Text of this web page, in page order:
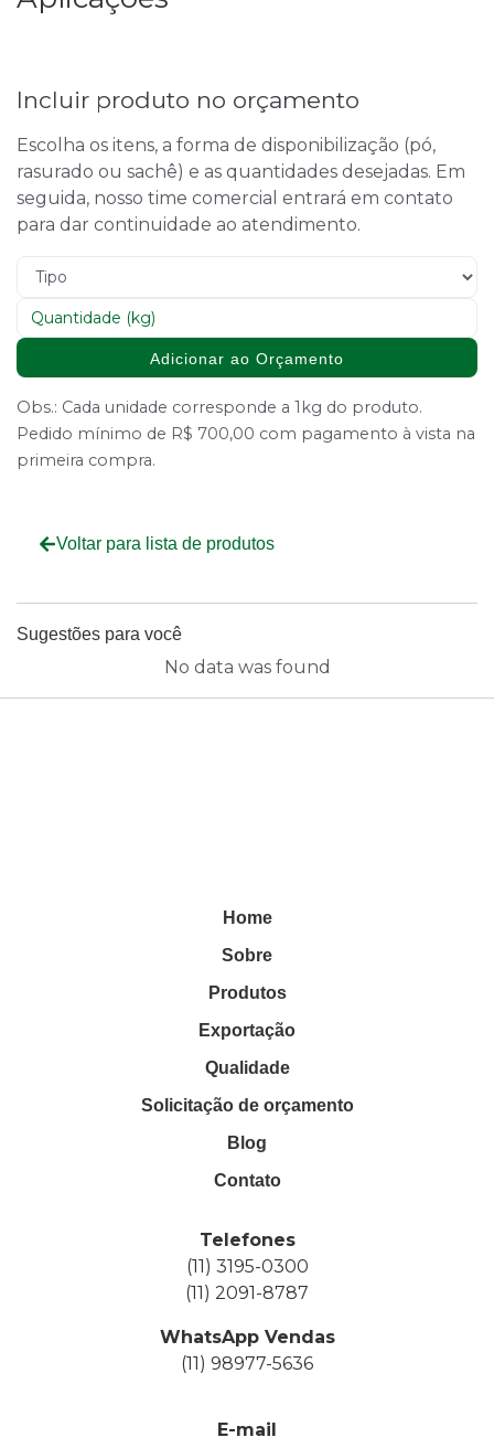
Incluir produto no orçamento
Escolha os itens, a forma de disponibilização (pó,
rasurado ou sachê) e as quantidades desejadas. Em
seguida, nosso time comercial entrará em contato
para dar continuidade ao atendimento.
Adicionar ao Orçamento
Obs.: Cada unidade corresponde a 1kg do produto.
Pedido mínimo de R$ 700,00 com pagamento à vista na
primeira compra.
Voltar para lista de produtos
Sugestões para você
No data was found
Home
Sobre
Produtos
Exportação
Qualidade
Solicitação de orçamento
Blog
Contato
Telefones
(11) 3195-0300
(11) 2091-8787
WhatsApp Vendas
(11) 98977-5636
E-mail